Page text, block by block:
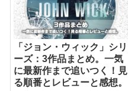
「ジョン・ウィック」シリ
ーズ：3作品まとめ。一気
に最新作まで追いつく！見
る順番とレビューと感想。